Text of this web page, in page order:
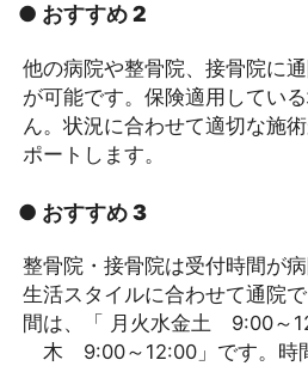
● おすすめ 2
他の病院や整骨院、接骨院に
が可能です。保険適用してい
ん。状況に合わせて適切な施
ポートします。
● おすすめ 3
整骨院・接骨院は受付時間が
生活スタイルに合わせて通院
間は、「 月火水金土 9:00～
木 9:00～12:00」です。時